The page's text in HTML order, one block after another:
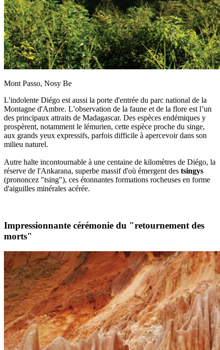
Mont Passo, Nosy Be
L'indolente Diégo est aussi la porte d'entrée du parc national de la
Montagne d'Ambre. L’observation de la faune et de la flore est l’un
des principaux attraits de Madagascar. Des espèces endémiques y
prospèrent, notamment le lémurien, cette espèce proche du singe,
aux grands yeux expressifs, parfois difficile à apercevoir dans son
milieu naturel.
Autre halte incontournable à une centaine de kilomètres de Diégo, la
réserve de l'Ankarana, superbe massif d'où émergent des tsingys
(prononcez "tsing"), ces étonnantes formations rocheuses en forme
d'aiguilles minérales acérée.
Impressionnante cérémonie du "retournement des
morts"